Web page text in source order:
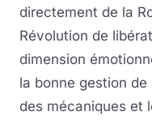
directement de la
Révolution de
dimension
la bonne gestion
des mécaniques et